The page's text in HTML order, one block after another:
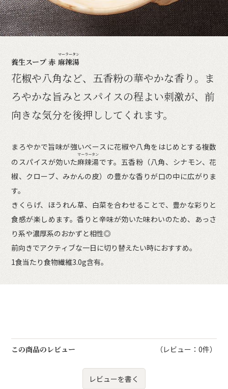
養生スープ 赤 麻辣湯
マーラータン
花椒や八角など、五香粉の華やかな香り。ま
ろやかな旨みとスパイスの程よい刺激が、前
向きな気分を後押ししてくれます。
まろやかで旨味が強いベースに花椒や八角をはじめとする複数
のスパイスが効いた麻辣湯
マーラータン
です。五香粉（八角、シナモン、花
椒、クローブ、みかんの皮）の豊かな香りが口の中に広がりま
す。
きくらげ、ほうれん草、白菜を合わせることで、豊かな彩りと
食感が楽しめます。香りと辛味が効いた味わいのため、あっさ
り系や濃厚系のおかずと相性◎
前向きでアクティブな一日に切り替えたい時におすすめ。
1食当たり食物繊維3.0g含有。
この商品のレビュー （レビュー：0件）
レビューを書く